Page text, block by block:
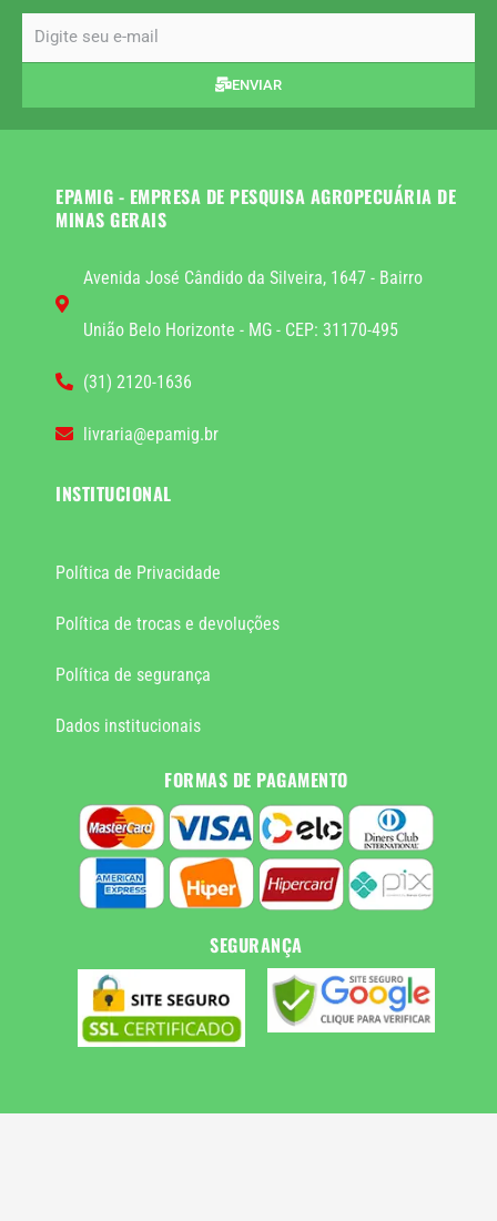
ENVIAR
EPAMIG - EMPRESA DE PESQUISA AGROPECUÁRIA DE
MINAS GERAIS
Avenida José Cândido da Silveira, 1647 - Bairro
União Belo Horizonte - MG - CEP: 31170-495
(31) 2120-1636
livraria@epamig.br
INSTITUCIONAL
Política de Privacidade
Política de trocas e devoluções
Política de segurança
Dados institucionais
FORMAS DE PAGAMENTO
SEGURANÇA